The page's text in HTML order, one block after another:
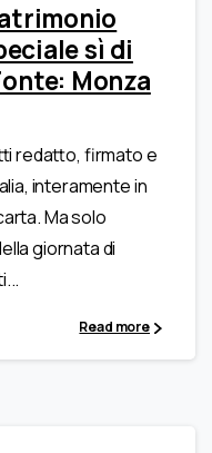
sì di
Monza
redatto, firmato e
interamente in
Ma solo
giornata di
Read more